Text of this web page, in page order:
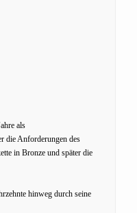
als
die Anforderungen des
in Bronze und später die
hinweg durch seine